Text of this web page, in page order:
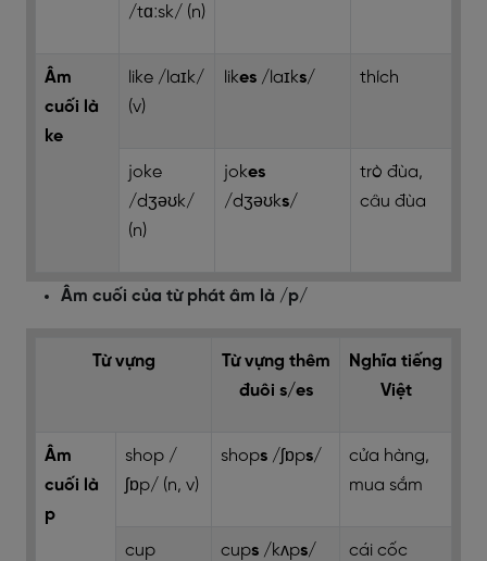
/tɑːsk/ (n)
Âm
cuối là
ke
like /laɪk/
(v)
likes /laɪks/ thích
joke
/dʒəʊk/
(n)
jokes
/dʒəʊks/
trò đùa,
câu đùa
Âm cuối của từ phát âm là /p/
Từ vựng
Từ vựng thêm
đuôi s/es
Nghĩa tiếng
Việt
Âm
cuối là
p
shop /
ʃɒp/ (n, v)
shops /ʃɒps/
cửa hàng,
mua sắm
cup
cups /kʌps/ cái cốc